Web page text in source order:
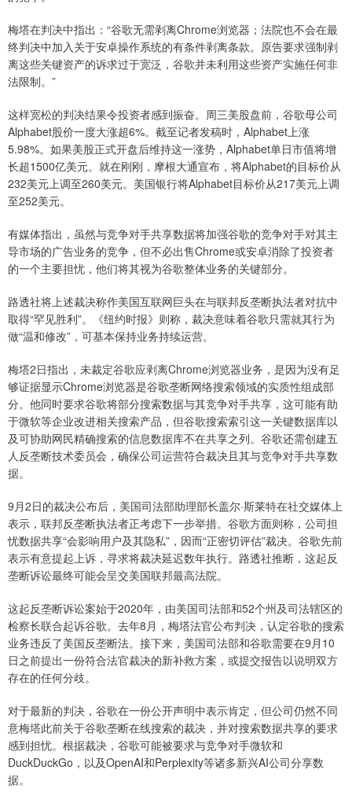
梅塔在判决中指出：“谷歌无需剥离Chrome浏览器；法院也不会在最
终判决中加入关于安卓操作系统的有条件剥离条款。原告要求强制剥
离这些关键资产的诉求过于宽泛，谷歌并未利用这些资产实施任何非
法限制。”
这样宽松的判决结果令投资者感到振奋。周三美股盘前，谷歌母公司
Alphabet股价一度大涨超6%。截至记者发稿时，Alphabet上涨
5.98%。如果美股正式开盘后维持这一涨势，Alphabet单日市值将增
长超1500亿美元。就在刚刚，摩根大通宣布，将Alphabet的目标价从
232美元上调至260美元。美国银行将Alphabet目标价从217美元上调
至252美元。
有媒体指出，虽然与竞争对手共享数据将加强谷歌的竞争对手对其主
导市场的广告业务的竞争，但不必出售Chrome或安卓消除了投资者
的一个主要担忧，他们将其视为谷歌整体业务的关键部分。
路透社将上述裁决称作美国互联网巨头在与联邦反垄断执法者对抗中
取得“罕见胜利”。《纽约时报》则称，裁决意味着谷歌只需就其行为
做“温和修改”，可基本保持业务持续运营。
梅塔2日指出，未裁定谷歌应剥离Chrome浏览器业务，是因为没有足
够证据显示Chrome浏览器是谷歌垄断网络搜索领域的实质性组成部
分。他同时要求谷歌将部分搜索数据与其竞争对手共享，这可能有助
于微软等企业改进相关搜索产品，但谷歌搜索索引这一关键数据库以
及可协助网民精确搜索的信息数据库不在共享之列。谷歌还需创建五
人反垄断技术委员会，确保公司运营符合裁决且其与竞争对手共享数
据。
9月2日的裁决公布后，美国司法部助理部长盖尔·斯莱特在社交媒体上
表示，联邦反垄断执法者正考虑下一步举措。谷歌方面则称，公司担
忧数据共享“会影响用户及其隐私”，因而“正密切评估”裁决。谷歌先前
表示有意提起上诉，寻求将裁决延迟数年执行。路透社推断，这起反
垄断诉讼最终可能会呈交美国联邦最高法院。
这起反垄断诉讼案始于2020年，由美国司法部和52个州及司法辖区的
检察长联合起诉谷歌。去年8月，梅塔法官公布判决，认定谷歌的搜索
业务违反了美国反垄断法。接下来，美国司法部和谷歌需要在9月10
日之前提出一份符合法官裁决的新补救方案，或提交报告以说明双方
存在的任何分歧。
对于最新的判决，谷歌在一份公开声明中表示肯定，但公司仍然不同
意梅塔此前关于谷歌垄断在线搜索的裁决，并对搜索数据共享的要求
感到担忧。根据裁决，谷歌可能被要求与竞争对手微软和
DuckDuckGo，以及OpenAI和Perplexity等诸多新兴AI公司分享数
据。